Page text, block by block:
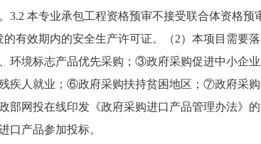
3.2 本专业承包工程资格预审不接受联合体资格预
的有效期内的安全生产许可证。（2）本项目需要
环境标志产品优先采购；③政府采购促进中小企
疾人就业；⑥政府采购扶持贫困地区；⑦政府采
部网投在线印发《政府采购进口产品管理办法》
口产品参加投标。